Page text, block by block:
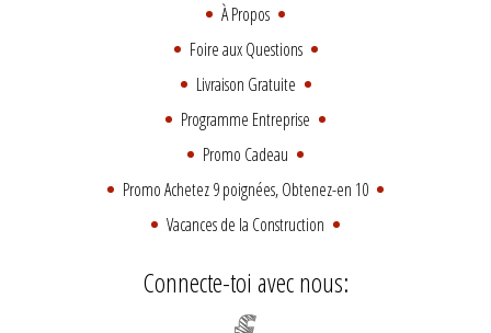
À Propos
Foire aux Questions
Livraison Gratuite
Programme Entreprise
Promo Cadeau
Promo Achetez 9 poignées, Obtenez-en 10
Vacances de la Construction
Connecte-toi avec nous: